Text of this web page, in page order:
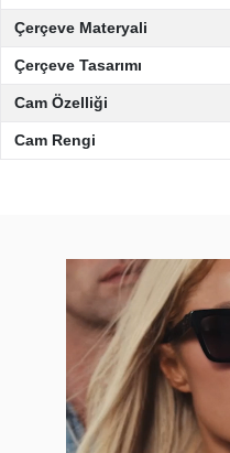
Çerçeve Materyali
Çerçeve Tasarımı
Cam Özelliği
Cam Rengi